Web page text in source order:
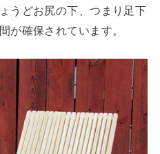
うどお尻の下、つまり足下
が確保されています。